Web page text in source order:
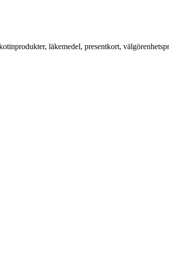
läkemedel, presentkort,